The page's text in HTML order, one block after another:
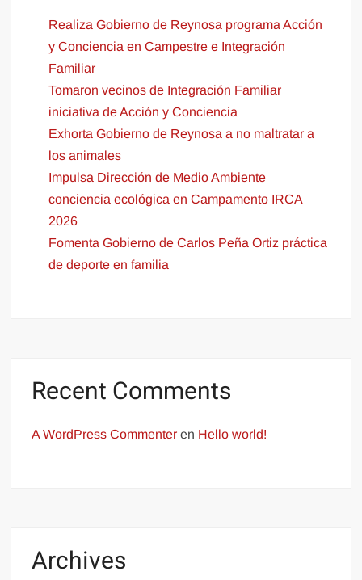
Realiza Gobierno de Reynosa programa Acción
y Conciencia en Campestre e Integración
Familiar
Tomaron vecinos de Integración Familiar
iniciativa de Acción y Conciencia
Exhorta Gobierno de Reynosa a no maltratar a
los animales
Impulsa Dirección de Medio Ambiente
conciencia ecológica en Campamento IRCA
2026
Fomenta Gobierno de Carlos Peña Ortiz práctica
de deporte en familia
Recent Comments
A WordPress Commenter en Hello world!
Archives